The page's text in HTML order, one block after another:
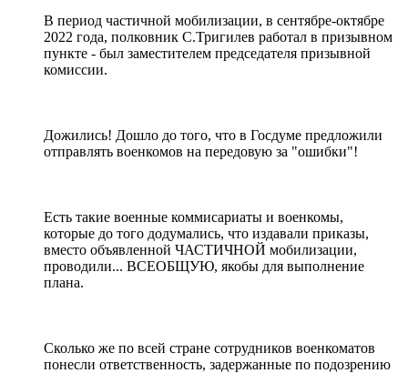
В период частичной мобилизации, в сентябре-октябре
2022 года, полковник С.Тригилев работал в призывном
пункте - был заместителем председателя призывной
комиссии.
Дожились! Дошло до того, что в Госдуме предложили
отправлять военкомов на передовую за "ошибки"!
Есть такие военные коммисариаты и военкомы,
которые до того додумались, что издавали приказы,
вместо объявленной ЧАСТИЧНОЙ мобилизации,
проводили... ВСЕОБЩУЮ, якобы для выполнение
плана.
Сколько же по всей стране сотрудников военкоматов
понесли ответственность, задержанные по подозрению